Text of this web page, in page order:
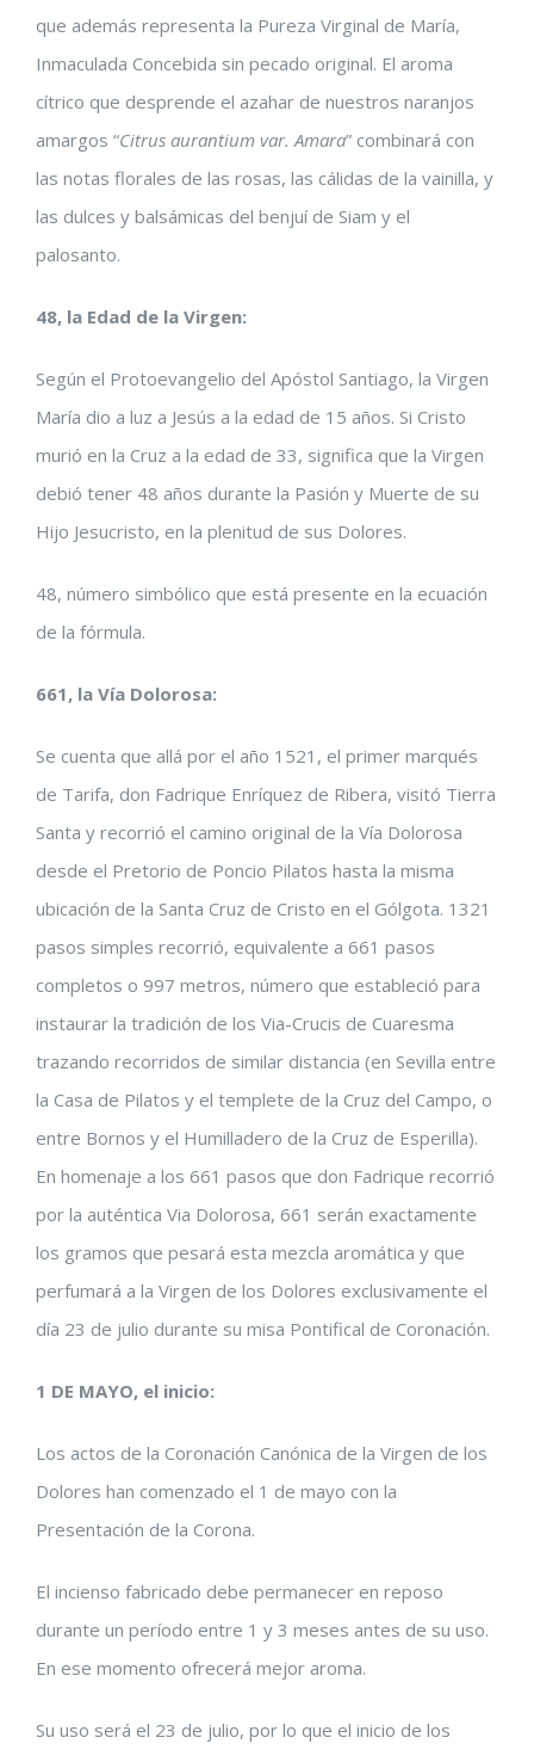
que además representa la Pureza Virginal de María,
Inmaculada Concebida sin pecado original. El aroma
cítrico que desprende el azahar de nuestros naranjos
amargos “Citrus aurantium var. Amara” combinará con
las notas florales de las rosas, las cálidas de la vainilla, y
las dulces y balsámicas del benjuí de Siam y el
palosanto.
48, la Edad de la Virgen:
Según el Protoevangelio del Apóstol Santiago, la Virgen
María dio a luz a Jesús a la edad de 15 años. Si Cristo
murió en la Cruz a la edad de 33, significa que la Virgen
debió tener 48 años durante la Pasión y Muerte de su
Hijo Jesucristo, en la plenitud de sus Dolores.
48, número simbólico que está presente en la ecuación
de la fórmula.
661, la Vía Dolorosa:
Se cuenta que allá por el año 1521, el primer marqués
de Tarifa, don Fadrique Enríquez de Ribera, visitó Tierra
Santa y recorrió el camino original de la Vía Dolorosa
desde el Pretorio de Poncio Pilatos hasta la misma
ubicación de la Santa Cruz de Cristo en el Gólgota. 1321
pasos simples recorrió, equivalente a 661 pasos
completos o 997 metros, número que estableció para
instaurar la tradición de los Via-Crucis de Cuaresma
trazando recorridos de similar distancia (en Sevilla entre
la Casa de Pilatos y el templete de la Cruz del Campo, o
entre Bornos y el Humilladero de la Cruz de Esperilla).
En homenaje a los 661 pasos que don Fadrique recorrió
por la auténtica Via Dolorosa, 661 serán exactamente
los gramos que pesará esta mezcla aromática y que
perfumará a la Virgen de los Dolores exclusivamente el
día 23 de julio durante su misa Pontifical de Coronación.
1 DE MAYO, el inicio:
Los actos de la Coronación Canónica de la Virgen de los
Dolores han comenzado el 1 de mayo con la
Presentación de la Corona.
El incienso fabricado debe permanecer en reposo
durante un período entre 1 y 3 meses antes de su uso.
En ese momento ofrecerá mejor aroma.
Su uso será el 23 de julio, por lo que el inicio de los